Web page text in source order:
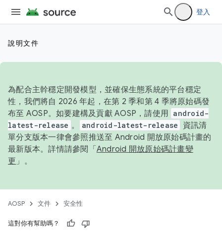
登入
說明文件
為配合主幹穩定開發模型，並確保生態系統的平台穩定
性，我們將自 2026 年起，在第 2 季和第 4 季將原始碼發
布至 AOSP。如要建構及貢獻 AOSP，請使用 android-
latest-release 。 android-latest-release
資訊清
單分支版本一律會參照推送至 Android 開放原始碼計畫的
最新版本。詳情請參閱「 Android 開放原始碼計畫變
更 」。
AOSP 文件 安全性
這對你有幫助嗎？